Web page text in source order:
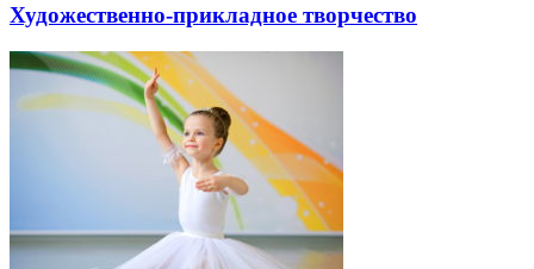
Художественно-прикладное творчество